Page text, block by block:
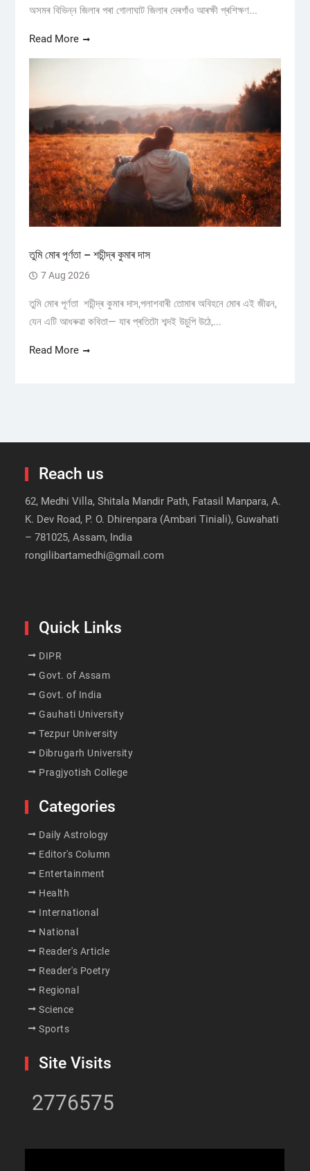
অসমৰ বিভিন্ন জিলাৰ পৰা গোলাঘাট জিলাৰ দেৰগাঁও আৰক্ষী প্ৰশিক্ষণ...
Read More
তুমি মোৰ পূৰ্ণতা – শচীন্দ্ৰ কুমাৰ দাস
7 Aug 2026
তুমি মোৰ পূৰ্ণতা শচীন্দ্ৰ কুমাৰ দাস,পলাশবাৰী তোমাৰ অবিহনে মোৰ এই জীৱন,
যেন এটি আধৰুৱা কবিতা— যাৰ প্ৰতিটো শব্দই উচুপি উঠে,...
Read More
Reach us
62, Medhi Villa, Shitala Mandir Path, Fatasil Manpara, A.
K. Dev Road, P. O. Dhirenpara (Ambari Tiniali), Guwahati
– 781025, Assam, India
rongilibartamedhi@gmail.com
Quick Links
DIPR
Govt. of Assam
Govt. of India
Gauhati University
Tezpur University
Dibrugarh University
Pragjyotish College
Categories
Daily Astrology
Editor's Column
Entertainment
Health
International
National
Reader's Article
Reader's Poetry
Regional
Science
Sports
Site Visits
2776575